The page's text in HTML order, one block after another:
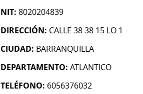
NIT: 8020204839
DIRECCIÓN: CALLE 38 38 15 LO 1
CIUDAD: BARRANQUILLA
DEPARTAMENTO: ATLANTICO
TELÉFONO: 6056376032